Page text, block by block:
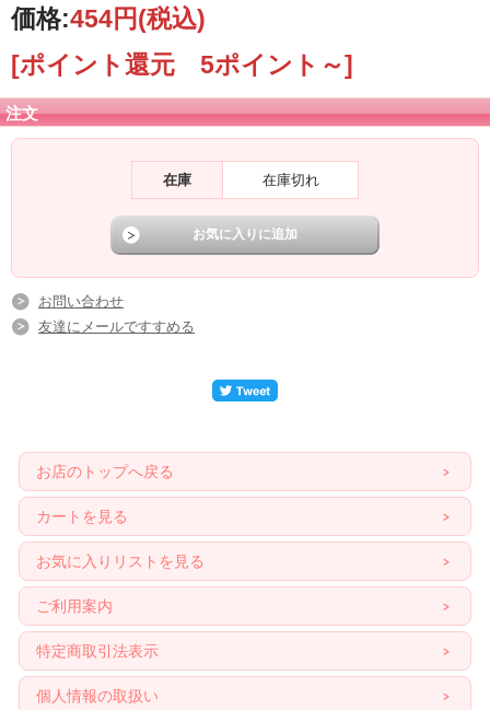
価格:454円(税込)
[ポイント還元 5ポイント～]
注文
在庫 在庫切れ
お問い合わせ
友達にメールですすめる
お店のトップへ戻る
カートを見る
お気に入りリストを見る
ご利用案内
特定商取引法表示
個人情報の取扱い